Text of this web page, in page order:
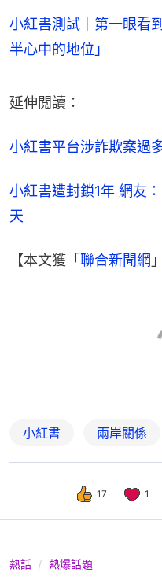
小紅書測試｜第一眼看
半心中的地位」
延伸閲讀：
小紅書平台涉詐欺案過
小紅書遭封鎖1年 網友
天
【本文獲「 聯合新聞網
小紅書 兩岸關係
17 1
熱話 熱爆話題